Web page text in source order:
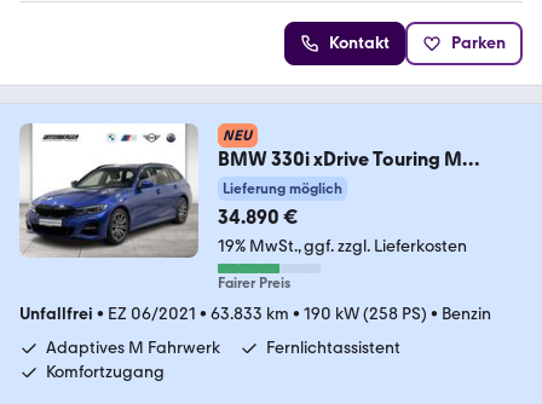
Kontakt Parken
NEU
BMW 330i xDrive Touring M
Sportpaket AHK 360 HUD LED
Lieferung möglich
34.890 €
19% MwSt. ggf. zzgl. Lieferkosten
Fairer Preis
Unfallfrei • EZ 06/2021 • 63.833 km • 190 kW (258 PS) • Benzin
Adaptives M Fahrwerk
Fernlichtassistent
Komfortzugang